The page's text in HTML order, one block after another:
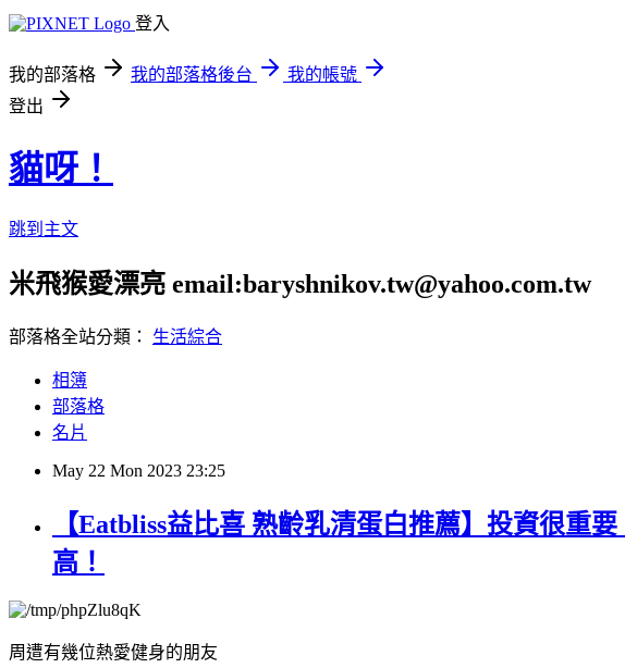
登入
我的部落格 我的部落格後台
我的帳號
登出
貓呀！
跳到主文
米飛猴愛漂亮 email:baryshnikov.tw@yahoo.com.tw
部落格全站分類： 生活綜合
相簿
部落格
名片
May 22 Mon 2023 23:25
【Eatbliss益比喜 熟齡乳清蛋白推薦】投資很重
高！
周遭有幾位熱愛健身的朋友